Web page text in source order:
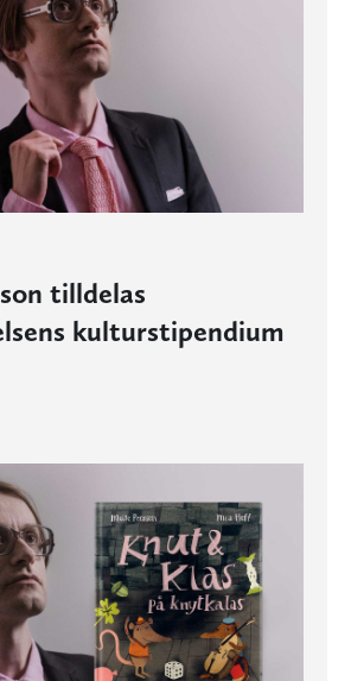
tilldelas
kulturstipendium